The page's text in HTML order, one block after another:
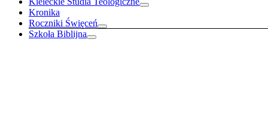
Kronika
Roczniki Święceń
Szkoła Biblijna